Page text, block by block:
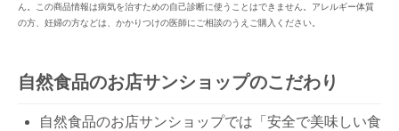
ん。この商品情報は病気を治すための自己診断に使うことはできません。アレルギー体質
の方、妊婦の方などは、かかりつけの医師にご相談のうえご購入ください。
自然食品のお店サンショップのこだわり
自然食品のお店サンショップでは「安全で美味しい食